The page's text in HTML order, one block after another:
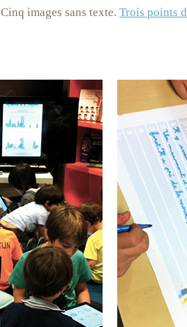
Cinq images sans texte. Trois points